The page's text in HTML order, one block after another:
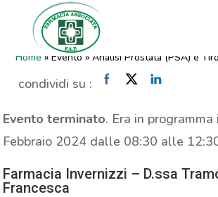
AREA RISERVATA
Analisi Prostata (PSA) e
Tiroide (TSH)
Home »Evento »Analisi Prostata (PSA) e
condividi su :
Evento terminato. Era in
Febbraio 2024 dalle 08:30 alle
Farmacia Invernizzi – D.ssa
Francesca